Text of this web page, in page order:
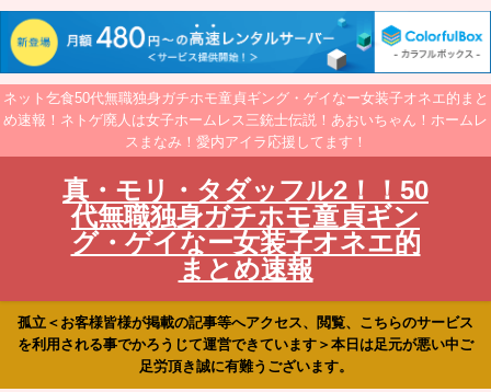
ネット乞食50代無職独身ガチホモ童貞ギング・ゲイなー女装子オネエ的まと
め速報！ネトゲ廃人は女子ホームレス三銃士伝説！あおいちゃん！ホームレ
スまなみ！愛内アイラ応援してます！
真・モリ・タダッフル2！！50
代無職独身ガチホモ童貞ギン
グ・ゲイなー女装子オネエ的
まとめ速報
孤立＜お客様皆様が掲載の記事等へアクセス、閲覧、こちらのサービス
を利用される事でかろうじて運営できています＞本日は足元が悪い中ご
足労頂き誠に有難うございます。